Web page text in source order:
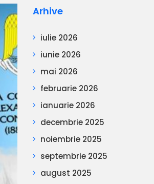
Arhive
iulie 2026
iunie 2026
mai 2026
februarie 2026
ianuarie 2026
decembrie 2025
noiembrie 2025
septembrie 2025
august 2025